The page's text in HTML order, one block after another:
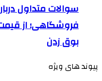
سوالات متداول
فروشگاهی؛ از
بوق زدن
پیوند های ویژه